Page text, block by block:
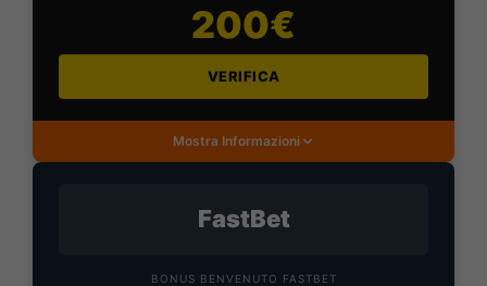
200€
VERIFICA
Mostra Informazioni
FastBet
BONUS BENVENUTO FASTBET